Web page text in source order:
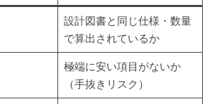
設計図書と同じ仕様・数量
で算出されているか
極端に安い項目がないか
（手抜きリスク）